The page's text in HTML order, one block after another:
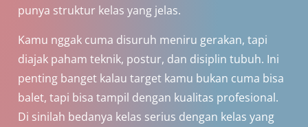
punya struktur kelas yang jelas.
Kamu nggak cuma disuruh meniru gerakan, tapi
diajak paham teknik, postur, dan disiplin tubuh. Ini
penting banget kalau target kamu bukan cuma bisa
balet, tapi bisa tampil dengan kualitas profesional.
Di sinilah bedanya kelas serius dengan kelas yang